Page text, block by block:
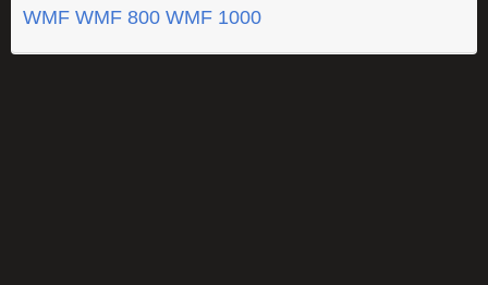
WMF WMF 800 WMF 1000